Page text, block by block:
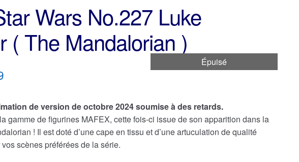
Wars No.227 Luke
( The Mandalorian )
Épuisé
Le
actuel
est :
€110.59.
de version de octobre 2024 soumise à des retards.
gamme de figurines MAFEX, cette fois-ci issue de son apparition dans la
! Il est doté d’une cape en tissu et d’une artuculation de qualité
scènes préférées de la série.